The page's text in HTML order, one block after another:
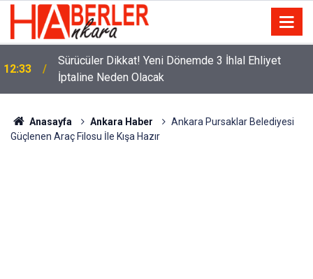
12:33
Sürücüler Dikkat! Yeni Dönemde 3 İhlal Ehliyet
İptaline Neden Olacak
Anasayfa Ankara Haber
Ankara Pursaklar Belediyesi
Güçlenen Araç Filosu İle Kışa Hazır